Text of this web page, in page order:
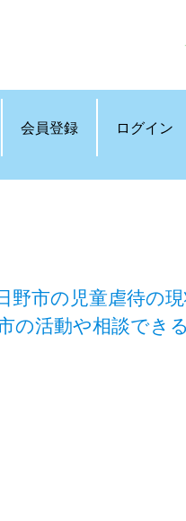
会員登録 ログイン
野市の児童虐待の
の活動や相談でき